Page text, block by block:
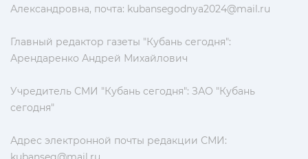
Александровна, почта: kubansegodnya2024@mail.ru
Главный редактор газеты "Кубань сегодня":
Арендаренко Андрей Михайлович
Учредитель СМИ "Кубань сегодня": ЗАО "Кубань
сегодня"
Адрес электронной почты редакции СМИ: